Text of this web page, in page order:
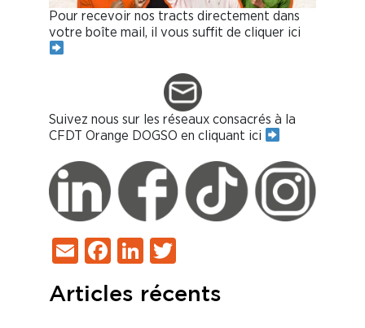
Pour recevoir nos tracts directement dans
votre boîte mail, il vous suffit de cliquer ici
Suivez nous sur les réseaux consacrés à la
CFDT Orange DOGSO en cliquant ici
EmailFacebook
LinkedIn
Articles récents